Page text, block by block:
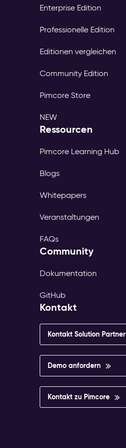
Enterprise Edition
Professionelle Edition
Editionen vergleichen
Community Edition
Pimcore Store
NEW
Ressourcen
Pimcore Learning Hub
Blogs
Whitepapers
Veranstaltungen
FAQs
Community
Dokumentation
GitHub
Kontakt
Kontakt Solution Partner
Demo anfordern
Kontakt zu Pimcore